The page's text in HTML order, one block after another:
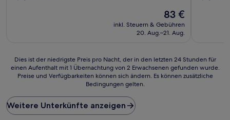
Der
Preis
beträgt
83 €
inkl. Steuern & Gebühren
20. Aug.–21. Aug.
Dies
ist
Preis
pro
Nacht,
Dies ist der niedrigste Preis pro Nacht, der in den letzten 24 Stunden für
einen Aufenthalt mit 1 Übernachtung von 2 Erwachsenen gefunden wurde.
Preise und Verfügbarkeiten können sich ändern. Es können zusätzliche
Bedingungen gelten.
Weitere Unterkünfte anzeigen